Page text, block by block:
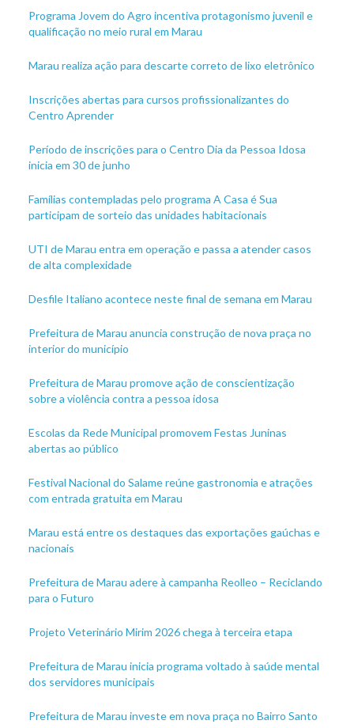
Programa Jovem do Agro incentiva protagonismo juvenil e
qualificação no meio rural em Marau
Marau realiza ação para descarte correto de lixo eletrônico
Inscrições abertas para cursos profissionalizantes do
Centro Aprender
Período de inscrições para o Centro Dia da Pessoa Idosa
inicia em 30 de junho
Famílias contempladas pelo programa A Casa é Sua
participam de sorteio das unidades habitacionais
UTI de Marau entra em operação e passa a atender casos
de alta complexidade
Desfile Italiano acontece neste final de semana em Marau
Prefeitura de Marau anuncia construção de nova praça no
interior do município
Prefeitura de Marau promove ação de conscientização
sobre a violência contra a pessoa idosa
Escolas da Rede Municipal promovem Festas Juninas
abertas ao público
Festival Nacional do Salame reúne gastronomia e atrações
com entrada gratuita em Marau
Marau está entre os destaques das exportações gaúchas e
nacionais
Prefeitura de Marau adere à campanha Reolleo – Reciclando
para o Futuro
Projeto Veterinário Mirim 2026 chega à terceira etapa
Prefeitura de Marau inicia programa voltado à saúde mental
dos servidores municipais
Prefeitura de Marau investe em nova praça no Bairro Santo